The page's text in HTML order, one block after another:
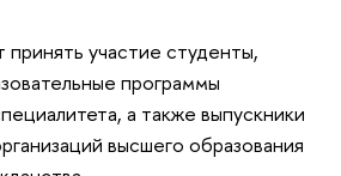
участие студенты,
программы
а также выпускники
высшего образования